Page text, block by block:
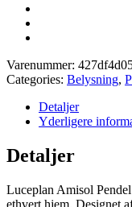
Varenummer:
Categories: Belysning,
Detaljer
Yderligere
Detaljer
Luceplan Amisol
ethvert hjem. Designet